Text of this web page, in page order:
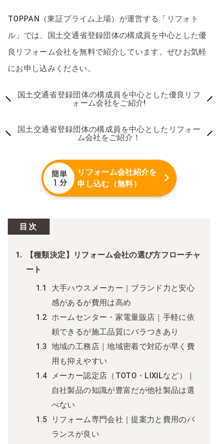
TOPPAN（東証プライム上場）が運営する「リフォト
ル」では、国土交通省登録団体の構成員を中心とした優
良リフォーム会社を無料で紹介しています。ぜひお気軽
にお申し込みください。
国土交通省登録団体の構成員を中心とした優良リフ
ォーム会社をご紹介!
国土交通省登録団体の構成員を中心としたリフォー
ム会社をご紹介！
リフォーム会社紹介を
申し込む（無料）
目次
【種類決定】リフォーム会社の選び方フローチャ
ート
大手ハウスメーカー｜ブランド力と安心
感があるが費用は高め
ホームセンター・家電量販店｜手軽に依
頼できるが施工品質にバラつきあり
地域の工務店｜地域密着で対応が早く費
用も抑えやすい
メーカー認定店（TOTO・LIXILなど）｜
自社製品の知識が豊富だが他社製品は選
べない
リフォーム専門会社｜提案力と費用のバ
ランスが良い